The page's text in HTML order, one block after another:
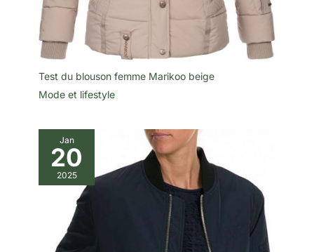
Test du blouson femme Marikoo beige
Mode et lifestyle
Jan
20
2025